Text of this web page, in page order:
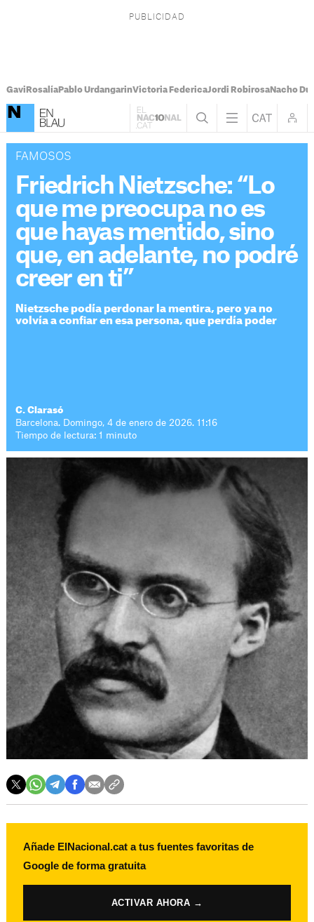
Gavi RosalíaPablo UrdangarinVictoria FedericaJordi RobirosaNacho
FAMOSOS
Friedrich Nietzsche: “Lo
que me preocupa no es
que hayas mentido, sino
que, en adelante, no podré
creer en ti”
Nietzsche podía perdonar la mentira, pero ya no
volvía a confiar en esa persona, que perdía poder
C. Clarasó
Barcelona. Domingo, 4 de enero de 2026. 11:16
Tiempo de lectura: 1 minuto
Añade ElNacional.cat a tus fuentes favoritas de
Google de forma gratuita
ACTIVAR AHORA →